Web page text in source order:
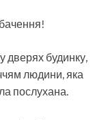
дверях будинку,
людини, яка
послухана.